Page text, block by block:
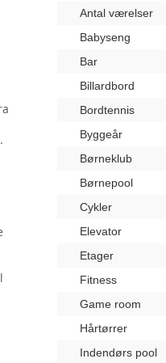
Antal værelser
Babyseng
Bar
Billardbord
Bordtennis
Byggeår
Børneklub
Børnepool
Cykler
Elevator
Etager
Fitness
Game room
Hårtørrer
Indendørs pool